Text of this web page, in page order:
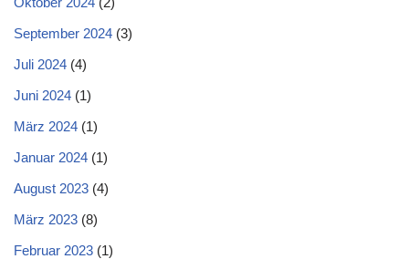
September 2024 (3)
Juli 2024 (4)
Juni 2024 (1)
März 2024 (1)
Januar 2024 (1)
August 2023 (4)
März 2023 (8)
Februar 2023 (1)